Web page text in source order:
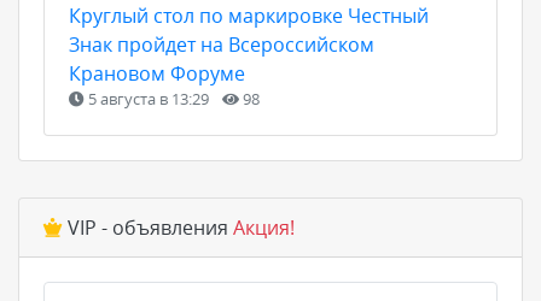
Круглый стол по маркировке Честный
Знак пройдет на Всероссийском
Крановом Форуме
5 августа в 13:29 98
VIP - объявления Акция!